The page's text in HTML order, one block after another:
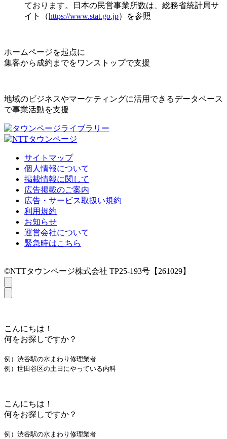
ております。日本の民営事業所数は、総務省統計局サ
イト（https://www.stat.go.jp）を参照
ホームページを起点に
集客から成約までをワンストップで支援
地域のビジネスやマーケティングに活用できるデータベース
で事業活動を支援
サイトマップ
個人情報について
掲載情報に関して
広告掲載のご案内
広告・サービス取扱い規約
利用規約
お知らせ
運営会社について
緊急時はこちら
©NTTタウンページ株式会社 TP25-193号【261029】
こんにちは！
何をお探しですか？
例）渋谷駅の水まわり修理業者
例）世田谷区の土日にやっている内科
こんにちは！
何をお探しですか？
例）渋谷駅の水まわり修理業者